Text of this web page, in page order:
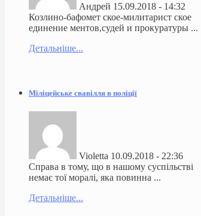
Андрей 15.09.2018 - 14:32
Козлино-бафомет ское-милитарист ское
единение ментов,судей и прокуратуры ...
Детальніше...
Міліцейське свавілля в поліції
Violetta 10.09.2018 - 22:36
Справа в тому, що в нашому суспільстві
немає тої моралі, яка повинна ...
Детальніше...